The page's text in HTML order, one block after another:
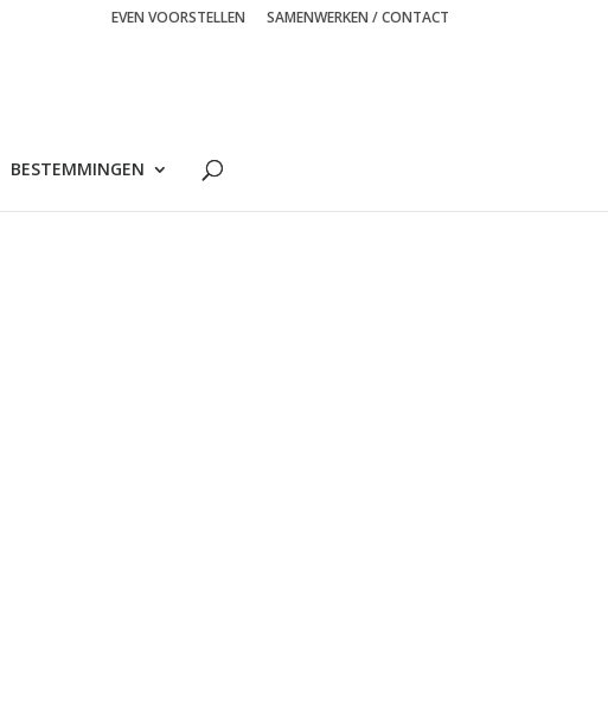
EVEN VOORSTELLEN SAMENWERKEN / CONTACT
BESTEMMINGEN